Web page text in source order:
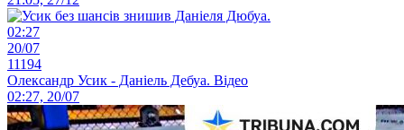
02:27
20/07
11194
Олександр Усик - Даніель Дебуа. Відео
02:27, 20/07